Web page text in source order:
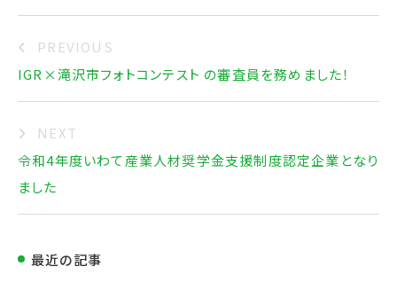
PREVIOUS
IGR×滝沢市フォトコンテスト の審査員を務めました！
NEXT
令和4年度いわて産業人材奨学金支援制度認定企業となり
ました
最近の記事